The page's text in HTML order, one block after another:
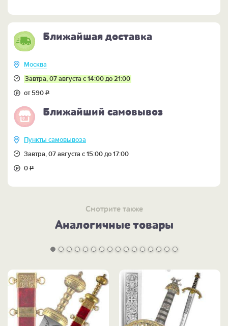
Ближайшая доставка
Москва
Завтра, 07 августа с 14:00 до 21:00
от 590Р
Ближайший самовывоз
Пункты самовывоза
Завтра, 07 августа с 15:00 до 17:00
0Р
Смотрите также
Аналогичные товары